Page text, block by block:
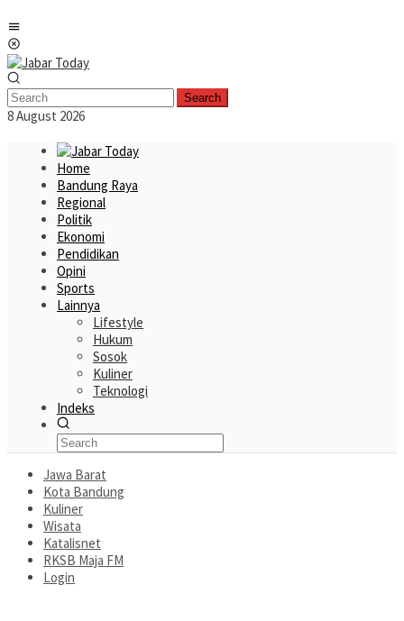
to
content
Search
8 August 2026
Home
Bandung Raya
Regional
Politik
Ekonomi
Pendidikan
Opini
Sports
Lainnya
Lifestyle
Hukum
Sosok
Kuliner
Teknologi
Indeks
Jawa Barat
Kota Bandung
Kuliner
Wisata
Katalisnet
RKSB Maja FM
Login